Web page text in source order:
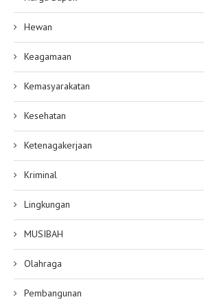
Hewan
Keagamaan
Kemasyarakatan
Kesehatan
Ketenagakerjaan
Kriminal
Lingkungan
MUSIBAH
Olahraga
Pembangunan